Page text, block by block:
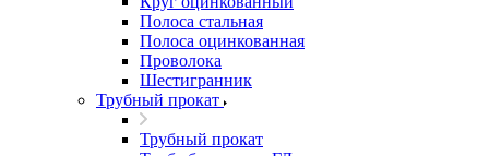
Полоса стальная
Полоса оцинкованная
Проволока
Шестигранник
Трубный прокат
Трубный прокат